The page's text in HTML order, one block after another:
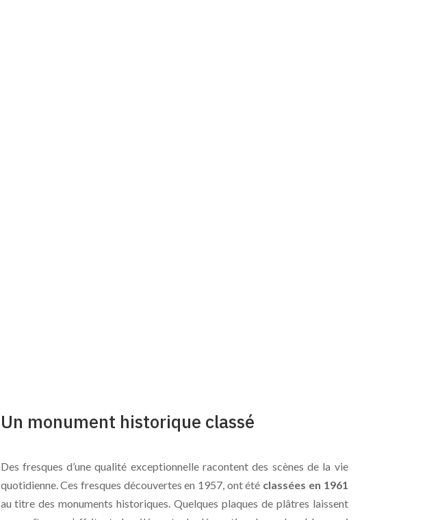
Un monument historique classé
Des fresques d’une qualité exceptionnelle racontent des scènes de la vie
quotidienne. Ces fresques découvertes en 1957, ont été classées en 1961
au titre des monuments historiques. Quelques plaques de plâtres laissent